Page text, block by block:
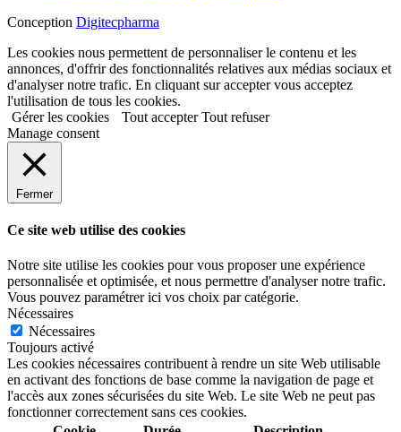
Conception Digitecpharma
Les cookies nous permettent de personnaliser le contenu et les
annonces, d'offrir des fonctionnalités relatives aux médias sociaux et
d'analyser notre trafic. En cliquant sur accepter vous acceptez
l'utilisation de tous les cookies.
Gérer les cookies
Tout accepterTout refuser
Manage consent
Fermer
Ce site web utilise des cookies
Notre site utilise les cookies pour vous proposer une expérience
personnalisée et optimisée, et nous permettre d'analyser notre trafic.
Vous pouvez paramétrer ici vos choix par catégorie.
Nécessaires
Nécessaires
Toujours activé
Les cookies nécessaires contribuent à rendre un site Web utilisable
en activant des fonctions de base comme la navigation de page et
l'accès aux zones sécurisées du site Web. Le site Web ne peut pas
fonctionner correctement sans ces cookies.